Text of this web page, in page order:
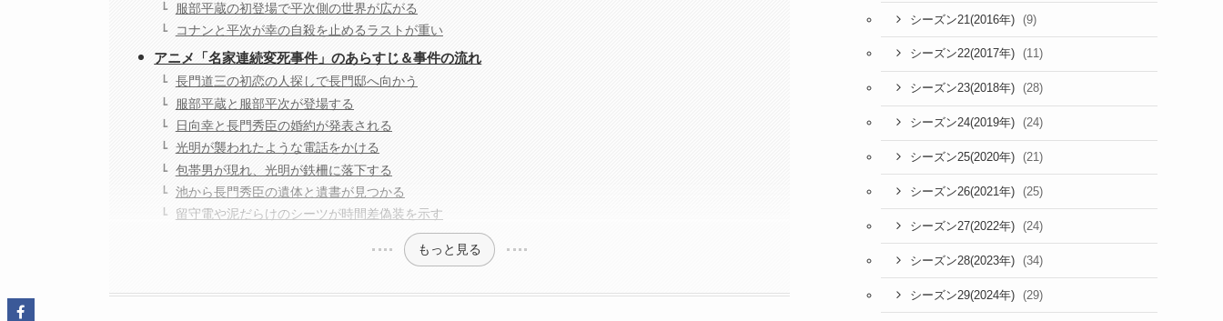
服部平蔵の初登場で平次側の世界が広がる
コナンと平次が幸の自殺を止めるラストが重い
アニメ「名家連続変死事件」のあらすじ＆事件の流れ
長門道三の初恋の人探しで長門邸へ向かう
服部平蔵と服部平次が登場する
日向幸と長門秀臣の婚約が発表される
光明が襲われたような電話をかける
包帯男が現れ、光明が鉄柵に落下する
池から長門秀臣の遺体と遺書が見つかる
留守電や泥だらけのシーツが時間差偽装を示す
もっと見る
シーズン21(2016年) (9)
シーズン22(2017年) (11)
シーズン23(2018年) (28)
シーズン24(2019年) (24)
シーズン25(2020年) (21)
シーズン26(2021年) (25)
シーズン27(2022年) (24)
シーズン28(2023年) (34)
シーズン29(2024年) (29)